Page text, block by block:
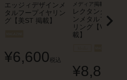
エッジィデザインメ
タルフープイヤリン
グ【美ST 掲載】
¥6,600税込
メディア掲載
レクタングルデ
ンメタルフープ
リング【VERY 掲
載】
¥8,800